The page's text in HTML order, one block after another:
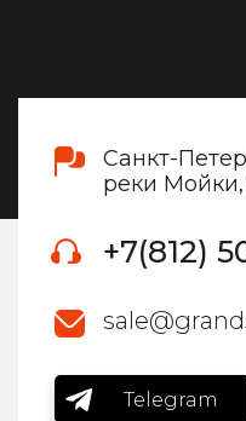
Санкт-
реки Мойки,
+7(812)
Telegram